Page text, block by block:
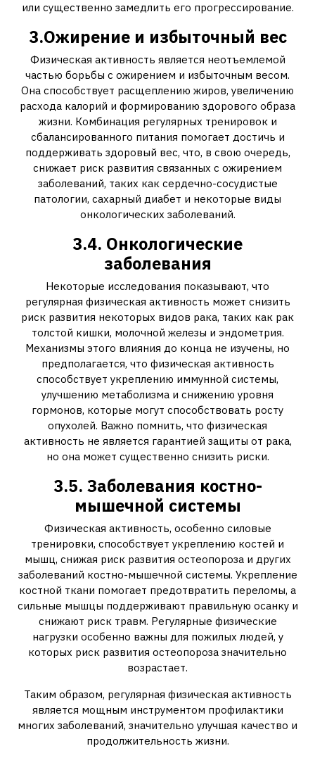
или существенно замедлить его прогрессирование.
3.Ожирение и избыточный вес
Физическая активность является неотъемлемой
частью борьбы с ожирением и избыточным весом.
Она способствует расщеплению жиров, увеличению
расхода калорий и формированию здорового образа
жизни. Комбинация регулярных тренировок и
сбалансированного питания помогает достичь и
поддерживать здоровый вес, что, в свою очередь,
снижает риск развития связанных с ожирением
заболеваний, таких как сердечно-сосудистые
патологии, сахарный диабет и некоторые виды
онкологических заболеваний.
3.4. Онкологические
заболевания
Некоторые исследования показывают, что
регулярная физическая активность может снизить
риск развития некоторых видов рака, таких как рак
толстой кишки, молочной железы и эндометрия.
Механизмы этого влияния до конца не изучены, но
предполагается, что физическая активность
способствует укреплению иммунной системы,
улучшению метаболизма и снижению уровня
гормонов, которые могут способствовать росту
опухолей. Важно помнить, что физическая
активность не является гарантией защиты от рака,
но она может существенно снизить риски.
3.5. Заболевания костно-
мышечной системы
Физическая активность, особенно силовые
тренировки, способствует укреплению костей и
мышц, снижая риск развития остеопороза и других
заболеваний костно-мышечной системы. Укрепление
костной ткани помогает предотвратить переломы, а
сильные мышцы поддерживают правильную осанку и
снижают риск травм. Регулярные физические
нагрузки особенно важны для пожилых людей, у
которых риск развития остеопороза значительно
возрастает.
Таким образом, регулярная физическая активность
является мощным инструментом профилактики
многих заболеваний, значительно улучшая качество и
продолжительность жизни.